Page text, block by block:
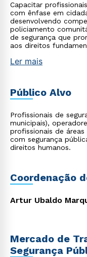
Capacitar
com ênfase em
desenvolvendo
policiamento
de segurança que
aos direitos
Ler mais
Público Alvo
Profissionais de
municipais),
profissionais de
com segurança
direitos humanos.
Coordenação
Artur Ubaldo
Mercado de
Segurança